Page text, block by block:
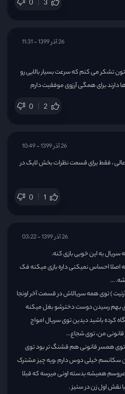
0 3
تشکر می کنم که سرعت بسیار بالایی رو
دارند برای همگی آرزوی موفقیت دارم
0 2
26 آذر 1399 - 11:31
عالی ، فقط برای قسمت نظرات بخش لایک در
0 1
26 آذر 1399 - 10:49
سریال به این خوبی بازی کنه.
اصلا احساس نمیکنی داره بازی میکنه فک
…
) توی همه سریالاش در قسمت آخر اونجا
رسیدن دوست دخترشو بغل میکنه
کرده باشید دیدین توی سریال امواج
من، توی شجاع…
همسر قانونی هم قشنگ تر بود توی
سکانسم خیلی دوس دارم ،ویه چیز مشترک
همیشه بدسته اونی میرسه که قبلا
نقش اول زن در ستیز .
26 آذر 1399 - 03:22